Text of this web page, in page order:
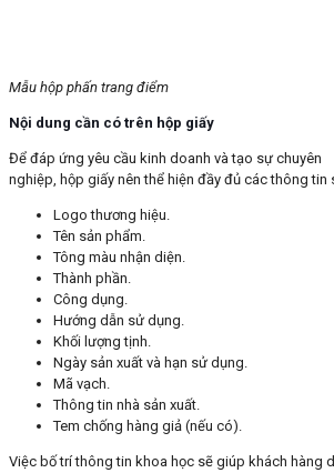
Mẫu hộp phấn trang điểm
Nội dung cần có trên hộp giấy
Để đáp ứng yêu cầu kinh doanh và tạo sự chuyên
nghiệp, hộp giấy nên thể hiện đầy đủ các thông tin
Logo thương hiệu.
Tên sản phẩm.
Tông màu nhận diện.
Thành phần.
Công dụng.
Hướng dẫn sử dụng.
Khối lượng tịnh.
Ngày sản xuất và hạn sử dụng.
Mã vạch.
Thông tin nhà sản xuất.
Tem chống hàng giả (nếu có).
Việc bố trí thông tin khoa học sẽ giúp khách hàng